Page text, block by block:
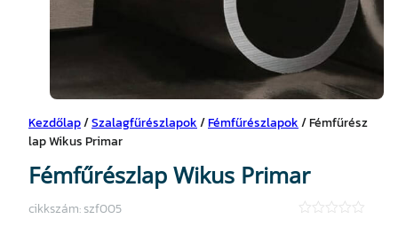
Kezdőlap/Szalagfűrészlapok/Fémfűrészlapok/ Fémfűrész
lap Wikus Primar
Fémfűrészlap Wikus Primar
cikkszám:szf005